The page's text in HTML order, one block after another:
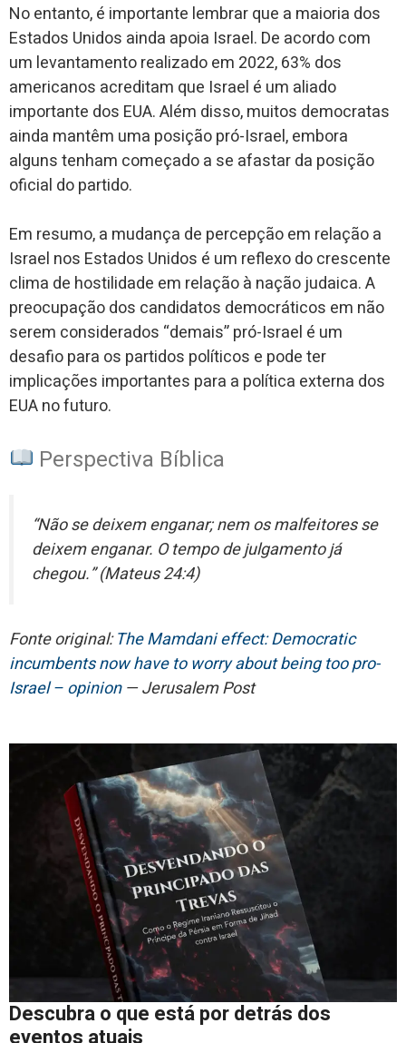
No entanto, é importante lembrar que a maioria dos
Estados Unidos ainda apoia Israel. De acordo com
um levantamento realizado em 2022, 63% dos
americanos acreditam que Israel é um aliado
importante dos EUA. Além disso, muitos democratas
ainda mantêm uma posição pró-Israel, embora
alguns tenham começado a se afastar da posição
oficial do partido.
Em resumo, a mudança de percepção em relação a
Israel nos Estados Unidos é um reflexo do crescente
clima de hostilidade em relação à nação judaica. A
preocupação dos candidatos democráticos em não
serem considerados “demais” pró-Israel é um
desafio para os partidos políticos e pode ter
implicações importantes para a política externa dos
EUA no futuro.
Perspectiva Bíblica
“Não se deixem enganar; nem os malfeitores se
deixem enganar. O tempo de julgamento já
chegou.” (Mateus 24:4)
Fonte original:The Mamdani effect: Democratic
incumbents now have to worry about being too pro-
Israel – opinion— Jerusalem Post
Descubra o que está por detrás dos